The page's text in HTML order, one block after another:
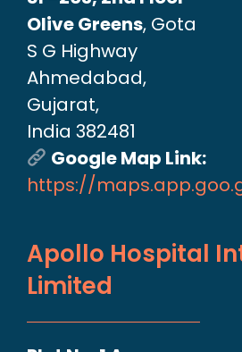
Olive Greens, Gota
S G Highway
Ahmedabad,
Gujarat,
India 382481
Google Map Link:
https://
Apollo Hospital
Limited